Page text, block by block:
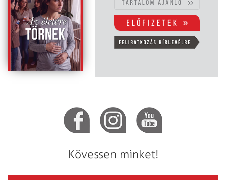
Kövessen minket!